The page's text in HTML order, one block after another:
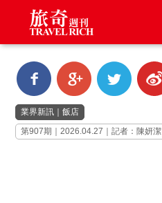
業界新訊 ｜飯店
第907期｜2026.04.27｜記者：陳妍潔